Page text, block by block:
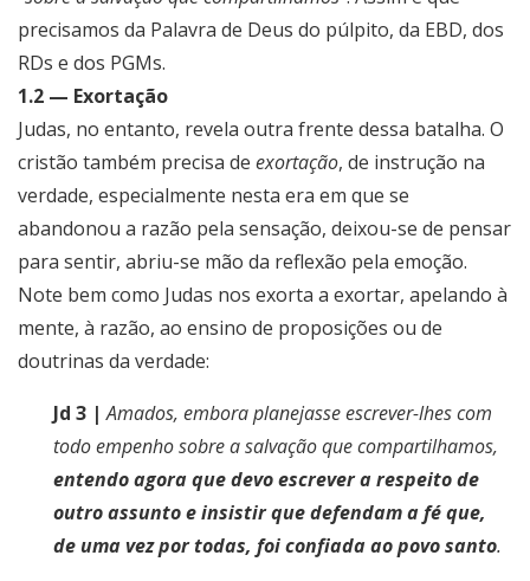
precisamos da Palavra de Deus do púlpito, da EBD, dos
RDs e dos PGMs.
1.2 — Exortação
Judas, no entanto, revela outra frente dessa batalha. O
cristão também precisa de exortação, de instrução na
verdade, especialmente nesta era em que se
abandonou a razão pela sensação, deixou-se de pensar
para sentir, abriu-se mão da reflexão pela emoção.
Note bem como Judas nos exorta a exortar, apelando à
mente, à razão, ao ensino de proposições ou de
doutrinas da verdade:
Jd 3 |Amados, embora planejasse escrever-lhes com
todo empenho sobre a salvação que compartilhamos,
entendo agora que devo escrever a respeito de
outro assunto e insistir que defendam a fé que,
de uma vez por todas, foi confiada ao povo santo.